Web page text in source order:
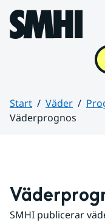
Hoppa till sidans
Start Väder
Väderprognos
SMHI publicerar